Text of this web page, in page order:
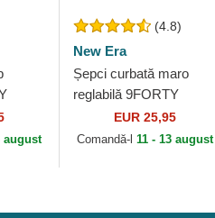
august
(4.8)
New Era
Șepci curbată maro
reglabilă 9FORTY
League Essential de
New York Yankees MLB
EUR 25,95
Comandă-l11 - 13 august